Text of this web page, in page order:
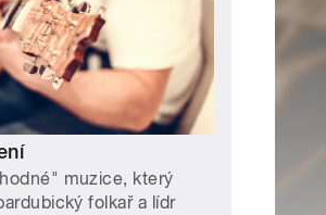
muzice, který
folkař a lídr